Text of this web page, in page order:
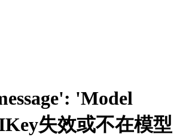
'Model
失效或不在模型